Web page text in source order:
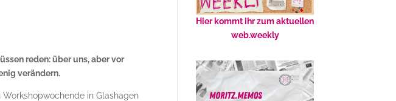
reden: über uns, aber vor
verändern.
in Glashagen
Hier kommt ihr zum aktuellen
web.weekly